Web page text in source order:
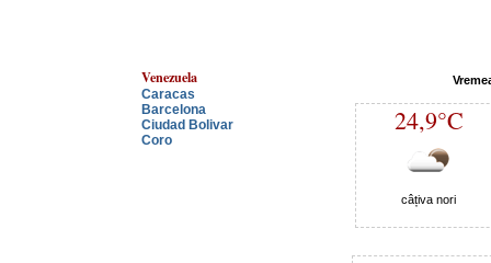
Venezuela
Caracas
Barcelona
Ciudad Bolivar
Coro
24,9°C
câțiva nori